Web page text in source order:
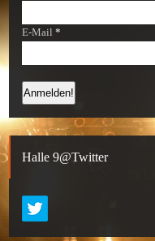
E-Mail *
Halle 9@Twitter